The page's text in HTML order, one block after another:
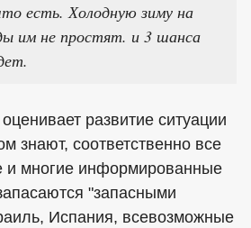
есть. Холодную зиму на
им не простят. и 3 шанса
развитие ситуации
знают, соответственно все
и многие информированные
"запасными
Испания, всевозможные